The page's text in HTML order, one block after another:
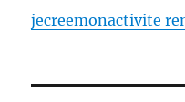
jecreemonactivite